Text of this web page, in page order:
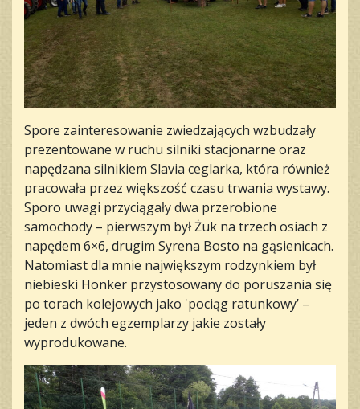
Spore zainteresowanie zwiedzających wzbudzały
prezentowane w ruchu silniki stacjonarne oraz
napędzana silnikiem Slavia ceglarka, która również
pracowała przez większość czasu trwania wystawy.
Sporo uwagi przyciągały dwa przerobione
samochody – pierwszym był Żuk na trzech osiach z
napędem 6×6, drugim Syrena Bosto na gąsienicach.
Natomiast dla mnie największym rodzynkiem był
niebieski Honker przystosowany do poruszania się
po torach kolejowych jako 'pociąg ratunkowy’ –
jeden z dwóch egzemplarzy jakie zostały
wyprodukowane.